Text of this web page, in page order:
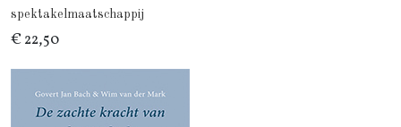
spektakelmaatschappij
€ 22,50